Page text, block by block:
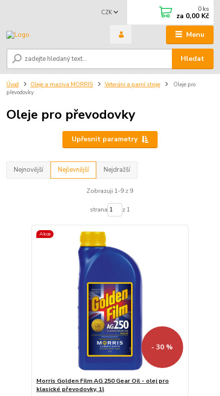
Menu
CZK
Hledat
0 ks
za 0,00 Kč
Úvod Oleje a maziva MORRIS Veteráni a parní stroje
Oleje pro
převodovky
Oleje pro převodovky
Upřesnit parametry
Nejnovější Nejlevnější Nejdražší
Zobrazuji 1-9 z 9
strana z 1
Akce
- 30 %
Morris Golden Film AG 250 Gear Oil - olej pro
klasické převodovky, 1l